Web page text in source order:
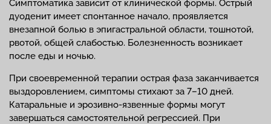
Симптоматика зависит от клинической формы. Острый
дуоденит имеет спонтанное начало, проявляется
внезапной болью в эпигастральной области, тошнотой,
рвотой, общей слабостью. Болезненность возникает
после еды и ночью.
При своевременной терапии острая фаза заканчивается
выздоровлением, симптомы стихают за 7–10 дней.
Катаральные и эрозивно-язвенные формы могут
завершаться самостоятельной регрессией. При